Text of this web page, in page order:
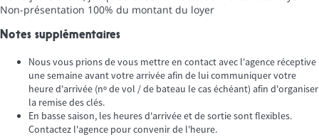
Non-présentation 100% du montant du loyer
Notes supplémentaires
Nous vous prions de vous mettre en contact avec l'agence réceptive
une semaine avant votre arrivée afin de lui communiquer votre
heure d'arrivée (nº de vol / de bateau le cas échéant) afin d'organiser
la remise des clés.
En basse saison, les heures d'arrivée et de sortie sont flexibles.
Contactez l'agence pour convenir de l'heure.